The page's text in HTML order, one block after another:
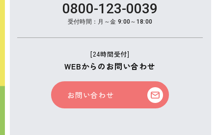
0800-123-0039
受付時間：月～金 9:00～18:00
[24時間受付]
WEBからのお問い合わせ
お問い合わせ